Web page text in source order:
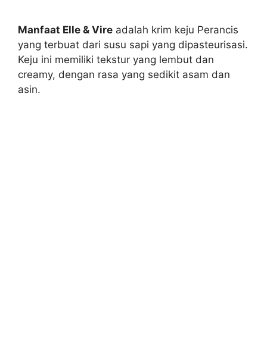
Manfaat Elle & Vire adalah krim keju Perancis
yang terbuat dari susu sapi yang dipasteurisasi.
Keju ini memiliki tekstur yang lembut dan
creamy, dengan rasa yang sedikit asam dan
asin.